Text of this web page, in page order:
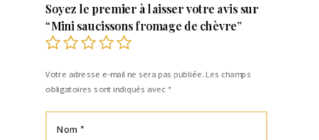
Soyez le premier à laisser votre avis sur
“Mini saucissons fromage de chèvre”
Votre adresse e-mail ne sera pas publiée.Les champs
obligatoires sont indiqués avec *